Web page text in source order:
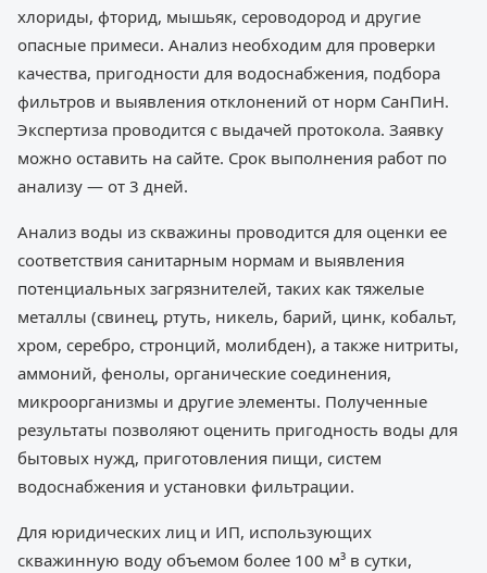
хлориды, фторид, мышьяк, сероводород и другие
опасные примеси. Анализ необходим для проверки
качества, пригодности для водоснабжения, подбора
фильтров и выявления отклонений от норм СанПиН.
Экспертиза проводится с выдачей протокола. Заявку
можно оставить на сайте. Срок выполнения работ по
анализу — от 3 дней.
Анализ воды из скважины проводится для оценки ее
соответствия санитарным нормам и выявления
потенциальных загрязнителей, таких как тяжелые
металлы (свинец, ртуть, никель, барий, цинк, кобальт,
хром, серебро, стронций, молибден), а также нитриты,
аммоний, фенолы, органические соединения,
микроорганизмы и другие элементы. Полученные
результаты позволяют оценить пригодность воды для
бытовых нужд, приготовления пищи, систем
водоснабжения и установки фильтрации.
Для юридических лиц и ИП, использующих
скважинную воду объемом более 100 м³ в сутки,